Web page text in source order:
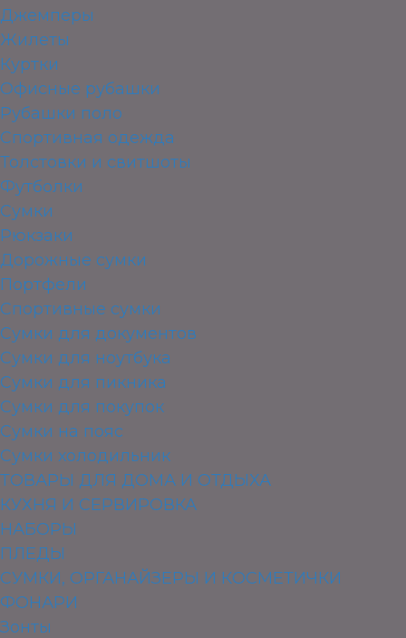
Джемперы
Жилеты
Куртки
Офисные рубашки
Рубашки поло
Спортивная одежда
Толстовки и свитшоты
Футболки
Сумки
Рюкзаки
Дорожные сумки
Портфели
Спортивные сумки
Сумки для документов
Сумки для ноутбука
Сумки для пикника
Сумки для покупок
Сумки на пояс
Сумки холодильник
ТОВАРЫ ДЛЯ ДОМА И ОТДЫХА
КУХНЯ И СЕРВИРОВКА
НАБОРЫ
ПЛЕДЫ
СУМКИ, ОРГАНАЙЗЕРЫ И КОСМЕТИЧКИ
ФОНАРИ
Зонты